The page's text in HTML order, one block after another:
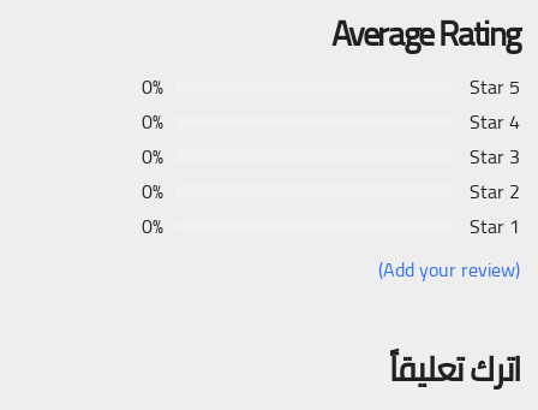
Average Rating
5 Star
0%
4 Star
0%
3 Star
0%
2 Star
0%
1 Star
0%
(Add your review)
اترك تعليقاً